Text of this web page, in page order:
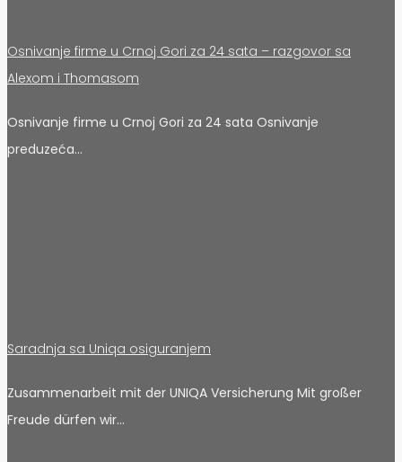
Osnivanje firme u Crnoj Gori za 24 sata – razgovor sa
Alexom i Thomasom
Osnivanje firme u Crnoj Gori za 24 sata Osnivanje
preduzeća…
Saradnja sa Uniqa osiguranjem
Zusammenarbeit mit der UNIQA Versicherung Mit großer
Freude dürfen wir…